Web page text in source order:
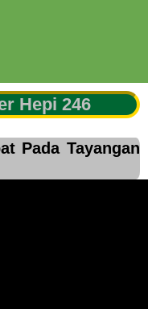
Hepi 246
Pada Tayangan